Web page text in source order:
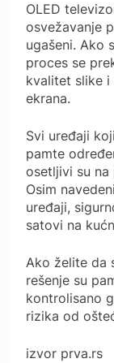
OLED
osvežavanje
ugašeni. Ako
proces se
kvalitet slike
ekrana.
Svi uređaji
pamte
osetljivi su na
Osim
uređaji,
satovi na
Ako želite da
rešenje su
kontrolisano
rizika od
izvor prva.rs